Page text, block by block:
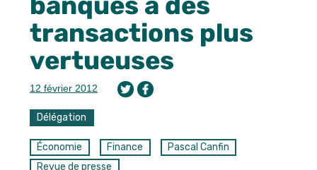
transactions plus
vertueuses
12 février 2012
Délégation
Économie Finance
Pascal Canfin
Revue de presse